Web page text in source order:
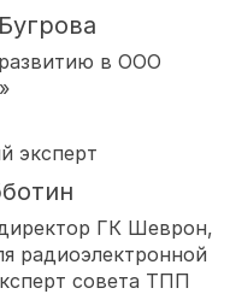
в ООО
эксперт
ГК Шеврон,
радиоэлектронной
совета ТПП